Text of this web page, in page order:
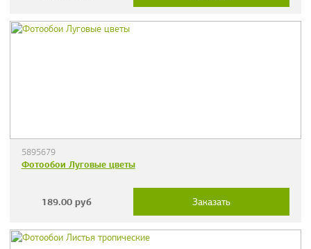
5895679
Фотообои Луговые цветы
189.00 руб Заказать